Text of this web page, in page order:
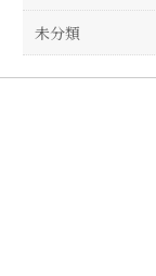
未分類